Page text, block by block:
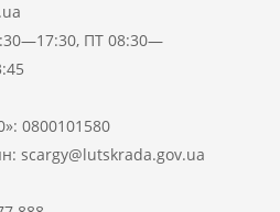
ПТ 08:30—
0800101580
scargy@lutskrada.gov.ua